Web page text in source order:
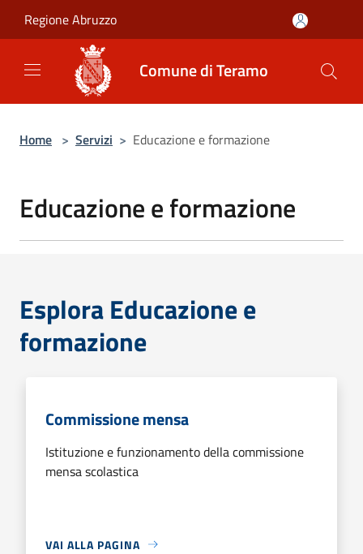
Regione Abruzzo
Comune di Teramo
Home > Servizi > Educazione e formazione
Educazione e formazione
Esplora Educazione e
formazione
Commissione mensa
Istituzione e funzionamento della commissione
mensa scolastica
VAI ALLA PAGINA